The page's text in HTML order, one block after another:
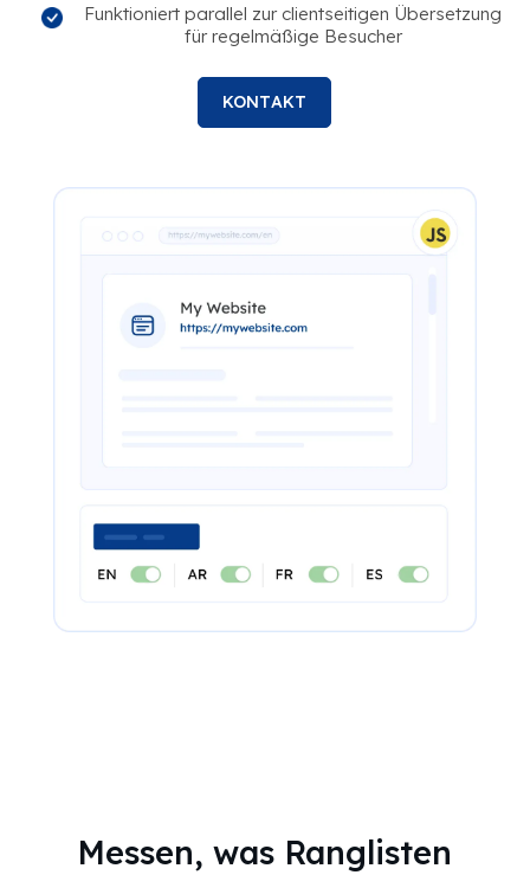
Funktioniert parallel zur clientseitigen Übersetzung
für regelmäßige Besucher
KONTAKT
Messen, was Ranglisten